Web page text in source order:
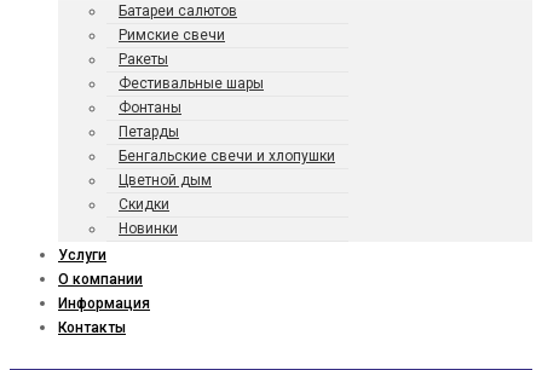
Батареи салютов
Римские свечи
Ракеты
Фести­валь­ные шары
Фонтаны
Петарды
Бенгаль­ские свечи и хлопушки
Цветной дым
Скидки
Новинки
Услуги
О компании
Информация
Контакты